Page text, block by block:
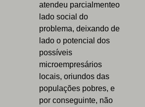
atendeu parcialmenteo
lado social do
problema, deixando de
lado o potencial dos
possíveis
microempresários
locais, oriundos das
populações pobres, e
por conseguinte, não